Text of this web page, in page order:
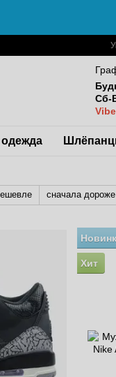
Сб-
сначала дороже
Хит